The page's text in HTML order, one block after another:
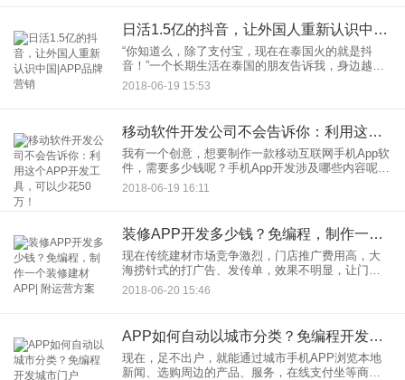
日活1.5亿的抖音，让外国人重新认识中国|APP品牌营销
“你知道么，除了支付宝，现在在泰国火的就是抖
音！”一个长期生活在泰国的朋友告诉我，身边越来
越多的人捧着手机玩抖音笑个不停。我们都知道，
中国的移动互联网很厉害，共享单车、快递、手机
2018-06-19 15:53
移动软件开发公司不会告诉你：利用这个APP开发工具，可以少花50万！
我有一个创意，想要制作一款移动互联网手机App软
件，需要多少钱呢？手机App开发涉及哪些内容呢？
现在，借助智能手机的普及，众多全新的商业模式
以手机App为平台，对传统的行业形成了巨大的冲
2018-06-19 16:11
装修APP开发多少钱？免编程，制作一个装修建材APP| 附运营方案
现在传统建材市场竞争激烈，门店推广费用高，大
海捞针式的打广告、发传单，效果不明显，让门店
运营者身心疲惫，造成一个现象是到晚都在做宣
传，但是就是没人进店咨询的现象。另外门店体量
2018-06-20 15:46
APP如何自动以城市分类？免编程开发城市门户APP，支持城市切换选择
现在，足不出户，就能通过城市手机APP浏览本地
新闻、选购周边的产品、服务，在线支付坐等商